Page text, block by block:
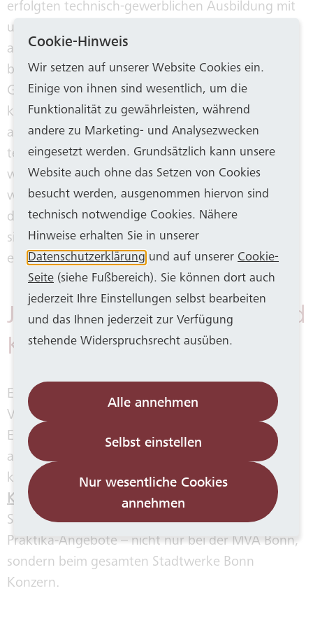
erfolgten technisch-gewerblichen Ausbildung mit
unserem eigenen Ausbildungsprogramm speziell
auf die Bonner MVA zugeschnitten geschult. So
bekommen unsere Mitarbeiter ein besonderes
Gefühl für die Eigenschaften der Anlage und
können sich jederzeit an die Anforderungen
anpassen. Zudem verfügen wir über eine eigene
technische Ausbildungswerkstatt. Dafür suchen
wir Jahr für Jahr engagierte Azubis, die schon
während ihrer Lehre stolz sagen können, dass sie
den Bonner Abfall im Griff haben und mit ihrer
sinnvollen Arbeit zur sicheren Entsorgung und
energetischen Verwertung beitragen.
Jobs, Ausbildungsplätze und
Karriere
Eine fachgerechte und umweltschonende
Verwertung von Abfällen erfordert Wissen,
Engagement und Sorgfalt. Interessiert Sie ein
abwechslungsreicher Arbeitsplatz in einem
kompetenten Team? Dann besuchen Sie das
Karriereportal der Stadtwerke Bonn
. Dort finden
Sie alle offenen Stellen, Ausbildungsplätze und
Praktika-Angebote – nicht nur bei der MVA Bonn,
sondern beim gesamten Stadtwerke Bonn
Konzern.
Cookie-Hinweis
Wir setzen auf unserer Website Cookies ein.
Einige von ihnen sind wesentlich, um die
Funktionalität zu gewährleisten, während
andere zu Marketing- und Analysezwecken
eingesetzt werden. Grundsätzlich kann unsere
Website auch ohne das Setzen von Cookies
besucht werden, ausgenommen hiervon sind
technisch notwendige Cookies. Nähere
Hinweise erhalten Sie in unserer
Datenschutzerklärung und auf unserer Cookie-
Seite (siehe Fußbereich). Sie können dort auch
jederzeit Ihre Einstellungen selbst bearbeiten
und das Ihnen jederzeit zur Verfügung
stehende Widerspruchsrecht ausüben.
Alle annehmen
Selbst einstellen
Nur wesentliche Cookies
annehmen